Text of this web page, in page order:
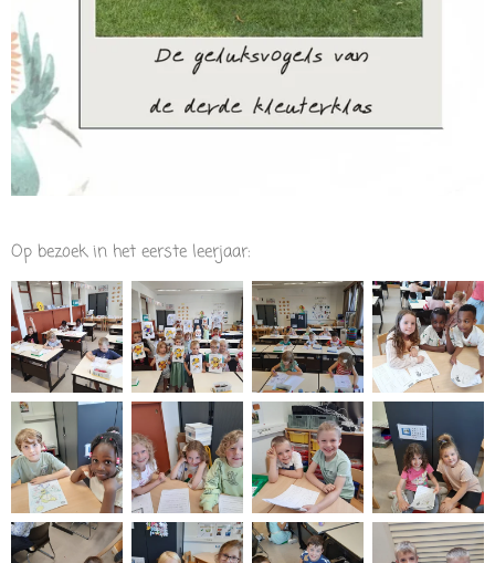
Op bezoek in het eerste leerjaar: